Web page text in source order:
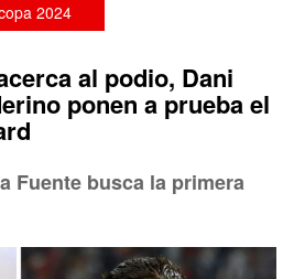
2024
al podio, Dani
ponen a prueba el
Fuente busca la primera